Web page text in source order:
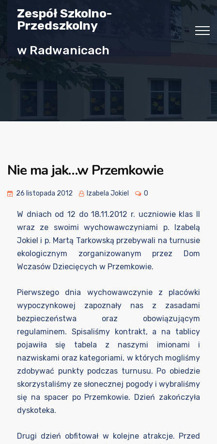
Zespół Szkolno-
Przedszkolny
w Radwanicach
Nie ma jak…w Przemkowie
26 listopada 2012 Izabela Jokiel 0
W dniach od 12 do 18.11.2012 r. uczniowie klas II
wraz ze swoimi wychowawczyniami p. Izabelą
Jokiel i p. Martą Tarkowską przebywali na turnusie
ekologicznym zorganizowanym przez Dom
Wczasów Dziecięcych w Przemkowie.
Pierwszego dnia wychowawczynie z placówki
wypoczynkowej zapoznały nas z zasadami
bezpieczeństwa oraz obowiązującym
regulaminem. Spisaliśmy kontrakt, a na tablicy
pojawiła się tabela z naszymi imionami i
nazwiskami oraz kategoriami, w których mogliśmy
zdobywać punkty podczas turnusu. Po obiedzie
skorzystaliśmy ze słonecznej pogody i wybraliśmy
się na spacer po Przemkowie. Dzień zakończyła
dyskoteka.
Drugi dzień obfitował w kolejne atrakcje. Przed